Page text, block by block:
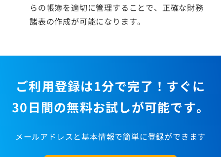
らの帳簿を適切に管理することで、正確な財務
諸表の作成が可能になります。
ご利用登録は1分で完了！すぐに
30日間の無料お試しが可能です。
メールアドレスと基本情報で簡単に登録ができます